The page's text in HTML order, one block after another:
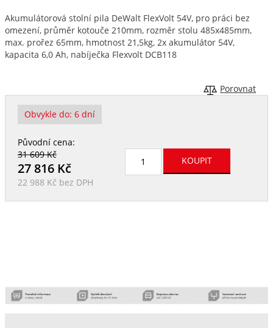
Akumulátorová stolní pila DeWalt FlexVolt 54V, pro práci bez
omezení, průměr kotouče 210mm, rozměr stolu 485x485mm,
max. prořez 65mm, hmotnost 21,5kg, 2x akumulátor 54V,
kapacita 6,0 Ah, nabíječka Flexvolt DCB118
Porovnat
Obvykle do: 6 dní
Původní cena:
31 609 Kč
27 816Kč
22 988 Kč bez DPH